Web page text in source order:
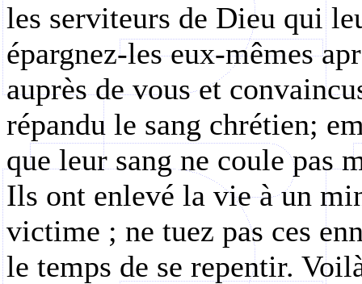
les serviteurs de Dieu qui
épargnez-les eux-mêmes
auprès de vous et
répandu le sang chrétien;
que leur sang ne coule pas
Ils ont enlevé la vie à un
victime ; ne tuez pas ces
le temps de se repentir.